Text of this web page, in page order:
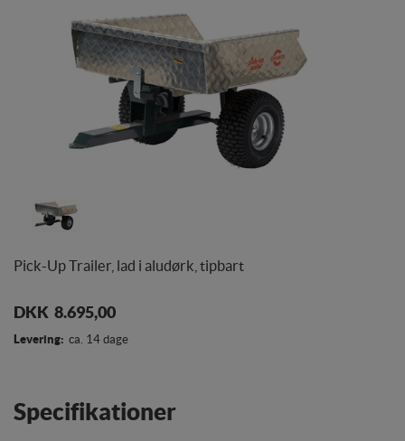
Pick-Up Trailer, lad i aludørk, tipbart
DKK 8.695,00
Levering: ca. 14 dage
Specifikationer